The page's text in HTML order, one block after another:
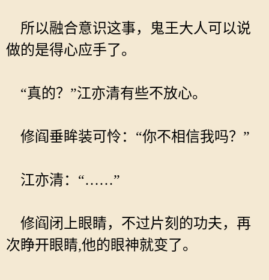
所以融合意识这事，鬼王大人可以说
做的是得心应手了。
“真的？”江亦清有些不放心。
修阎垂眸装可怜：“你不相信我吗？”
江亦清：“……”
修阎闭上眼睛，不过片刻的功夫，再
次睁开眼睛,他的眼神就变了。